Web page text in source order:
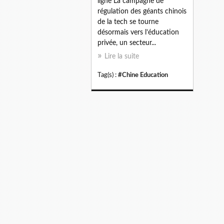
régulation des géants chinois
de la tech se tourne
désormais vers l’éducation
privée, un secteur...
Lire la suite
Tag(s) : #Chine Education